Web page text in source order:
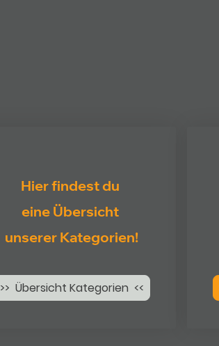
Hier findest du
eine Übersicht
unserer Kategorien!
>> Übersicht Kategorien <<